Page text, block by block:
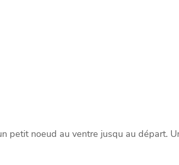
petit noeud au ventre jusqu au départ.